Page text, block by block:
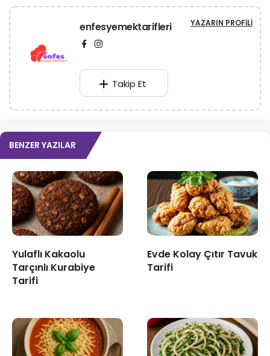
enfesyemektarifleri YAZARIN PROFILI
Takip Et
BENZER YAZILAR
Yulaflı Kakaolu
Tarçınlı Kurabiye
Tarifi
Evde Kolay Çıtır Tavuk
Tarifi